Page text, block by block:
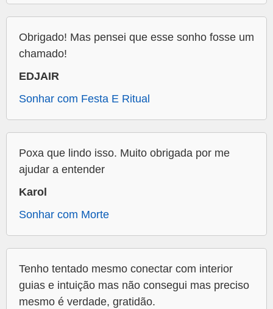
Obrigado! Mas pensei que esse sonho fosse um
chamado!
EDJAIR
Sonhar com Festa E Ritual
Poxa que lindo isso. Muito obrigada por me
ajudar a entender
Karol
Sonhar com Morte
Tenho tentado mesmo conectar com interior
guias e intuição mas não consegui mas preciso
mesmo é verdade, gratidão.